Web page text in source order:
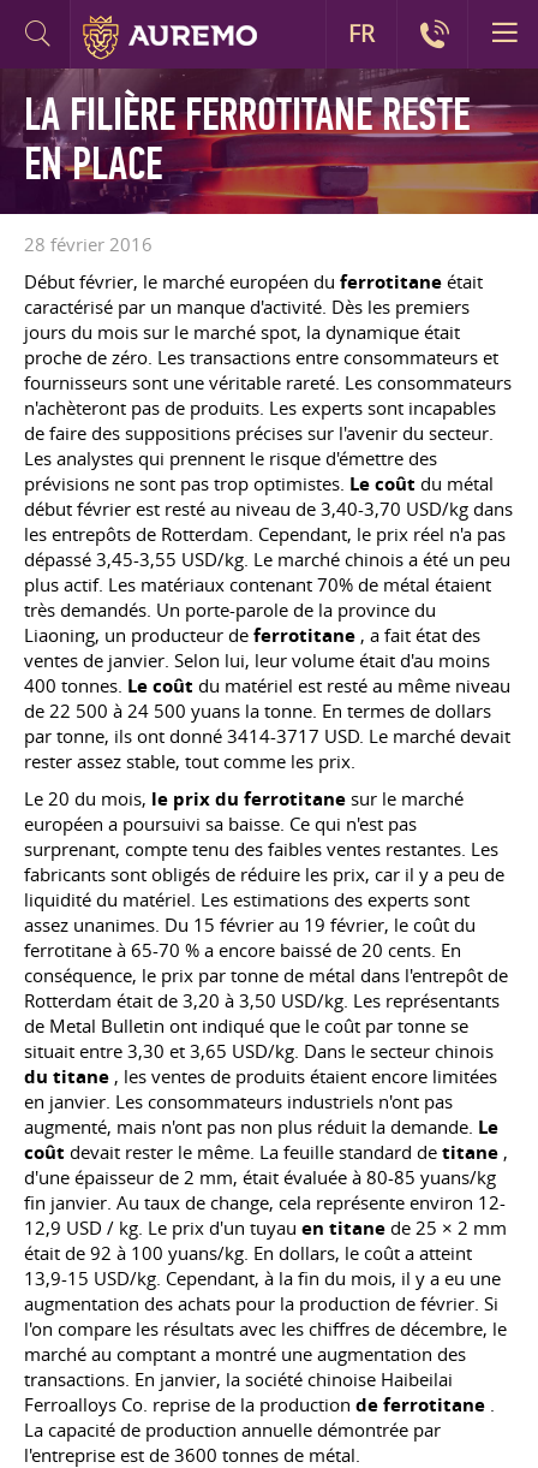
LA FILIÈRE FERROTITANE RESTE
EN PLACE
28 février 2016
Début février, le marché européen du ferrotitane était
caractérisé par un manque d'activité. Dès les premiers
jours du mois sur le marché spot, la dynamique était
proche de zéro. Les transactions entre consommateurs et
fournisseurs sont une véritable rareté. Les consommateurs
n'achèteront pas de produits. Les experts sont incapables
de faire des suppositions précises sur l'avenir du secteur.
Les analystes qui prennent le risque d'émettre des
prévisions ne sont pas trop optimistes. Le coût du métal
début février est resté au niveau de 3,40-3,70 USD/kg dans
les entrepôts de Rotterdam. Cependant, le prix réel n'a pas
dépassé 3,45-3,55 USD/kg. Le marché chinois a été un peu
plus actif. Les matériaux contenant 70% de métal étaient
très demandés. Un porte-parole de la province du
Liaoning, un producteur de ferrotitane , a fait état des
ventes de janvier. Selon lui, leur volume était d'au moins
400 tonnes. Le coût du matériel est resté au même niveau
de 22 500 à 24 500 yuans la tonne. En termes de dollars
par tonne, ils ont donné 3414-3717 USD. Le marché devait
rester assez stable, tout comme les prix.
Le 20 du mois, le prix du ferrotitane sur le marché
européen a poursuivi sa baisse. Ce qui n'est pas
surprenant, compte tenu des faibles ventes restantes. Les
fabricants sont obligés de réduire les prix, car il y a peu de
liquidité du matériel. Les estimations des experts sont
assez unanimes. Du 15 février au 19 février, le coût du
ferrotitane à 65-70 % a encore baissé de 20 cents. En
conséquence, le prix par tonne de métal dans l'entrepôt de
Rotterdam était de 3,20 à 3,50 USD/kg. Les représentants
de Metal Bulletin ont indiqué que le coût par tonne se
situait entre 3,30 et 3,65 USD/kg. Dans le secteur chinois
du titane , les ventes de produits étaient encore limitées
en janvier. Les consommateurs industriels n'ont pas
augmenté, mais n'ont pas non plus réduit la demande. Le
coût devait rester le même. La feuille standard de titane ,
d'une épaisseur de 2 mm, était évaluée à 80-85 yuans/kg
fin janvier. Au taux de change, cela représente environ 12-
12,9 USD / kg. Le prix d'un tuyau en titane de 25 × 2 mm
était de 92 à 100 yuans/kg. En dollars, le coût a atteint
13,9-15 USD/kg. Cependant, à la fin du mois, il y a eu une
augmentation des achats pour la production de février. Si
l'on compare les résultats avec les chiffres de décembre, le
marché au comptant a montré une augmentation des
transactions. En janvier, la société chinoise Haibeilai
Ferroalloys Co. reprise de la production de ferrotitane .
La capacité de production annuelle démontrée par
l'entreprise est de 3600 tonnes de métal.
FR